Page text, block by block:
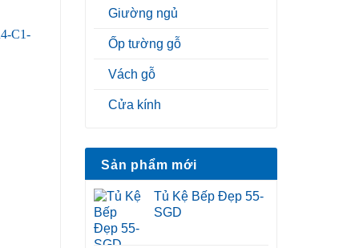
Giường ngủ
Ốp tường gỗ
Vách gỗ
Cửa kính
Sản phẩm mới
Tủ Kệ Bếp Đẹp 55-
SGD